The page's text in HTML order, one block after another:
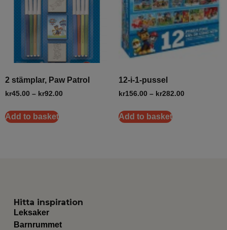
2 stämplar, Paw Patrol
kr45.00 – kr92.00
Add to basket
12-i-1-pussel
kr156.00 – kr282.00
Add to basket
Hitta inspiration
Leksaker
Barnrummet